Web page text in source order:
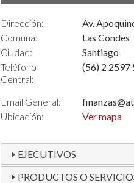
Dirección:
Av.
Comuna:
Las Condes
Ciudad:
Santiago
Teléfono
Central:
(56) 2 2597
Email General:
Ubicación:
Ver mapa
EJECUTIVOS
PRODUCTOS O